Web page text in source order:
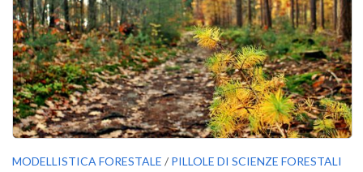
Versamento Quote di Iscrizione
Gruppi di Lavoro
Lista dei Gruppi di Lavoro SISEF
GdL Inquinamento e Foreste
GdL Terpeni in Ecologia
MODELLISTICA FORESTALE / PILLOLE DI SCIENZE FORESTALI